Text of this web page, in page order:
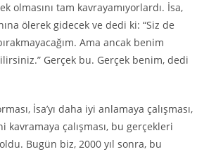
olmasını tam kavrayamıyorlardı. İsa,
ölerek gidecek ve dedi ki: “Siz de
Ama ancak benim
Gerçek bu. Gerçek benim, dedi
İsa’yı daha iyi anlamaya çalışması,
kavramaya çalışması, bu gerçekleri
Bugün biz, 2000 yıl sonra, bu